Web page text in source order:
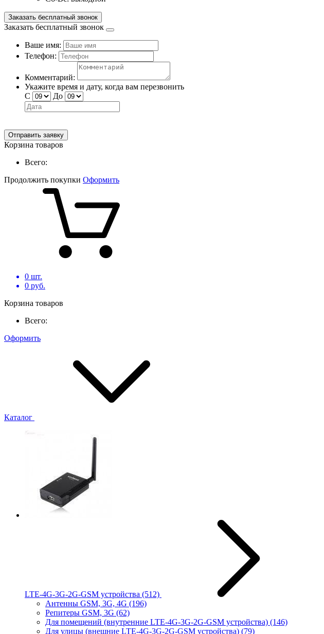
Заказать бесплатный звонок
Заказать бесплатный звонок
Ваше имя:
Телефон:
Комментарий:
Укажите время и дату, когда вам перезвонить
С
До
Отправить заявку
Корзина товаров
Всего:
Продолжить покупки Оформить
0 шт.
0 руб.
Корзина товаров
Всего:
Оформить
Каталог
LTE-4G-3G-2G-GSM устройства (512)
Антенны GSM, 3G, 4G (196)
Репитеры GSM, 3G (62)
Для помещений (внутренние LTE-4G-3G-2G-GSM устройства) (146)
Для улицы (внешние LTE-4G-3G-2G-GSM устройства) (79)